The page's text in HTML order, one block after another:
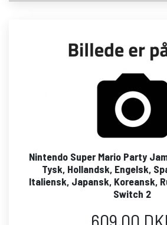
Nintendo Super Mario Party
Tysk, Hollandsk, Engelsk,
Italiensk, Japansk, Koreansk,
Switch 2
609,00